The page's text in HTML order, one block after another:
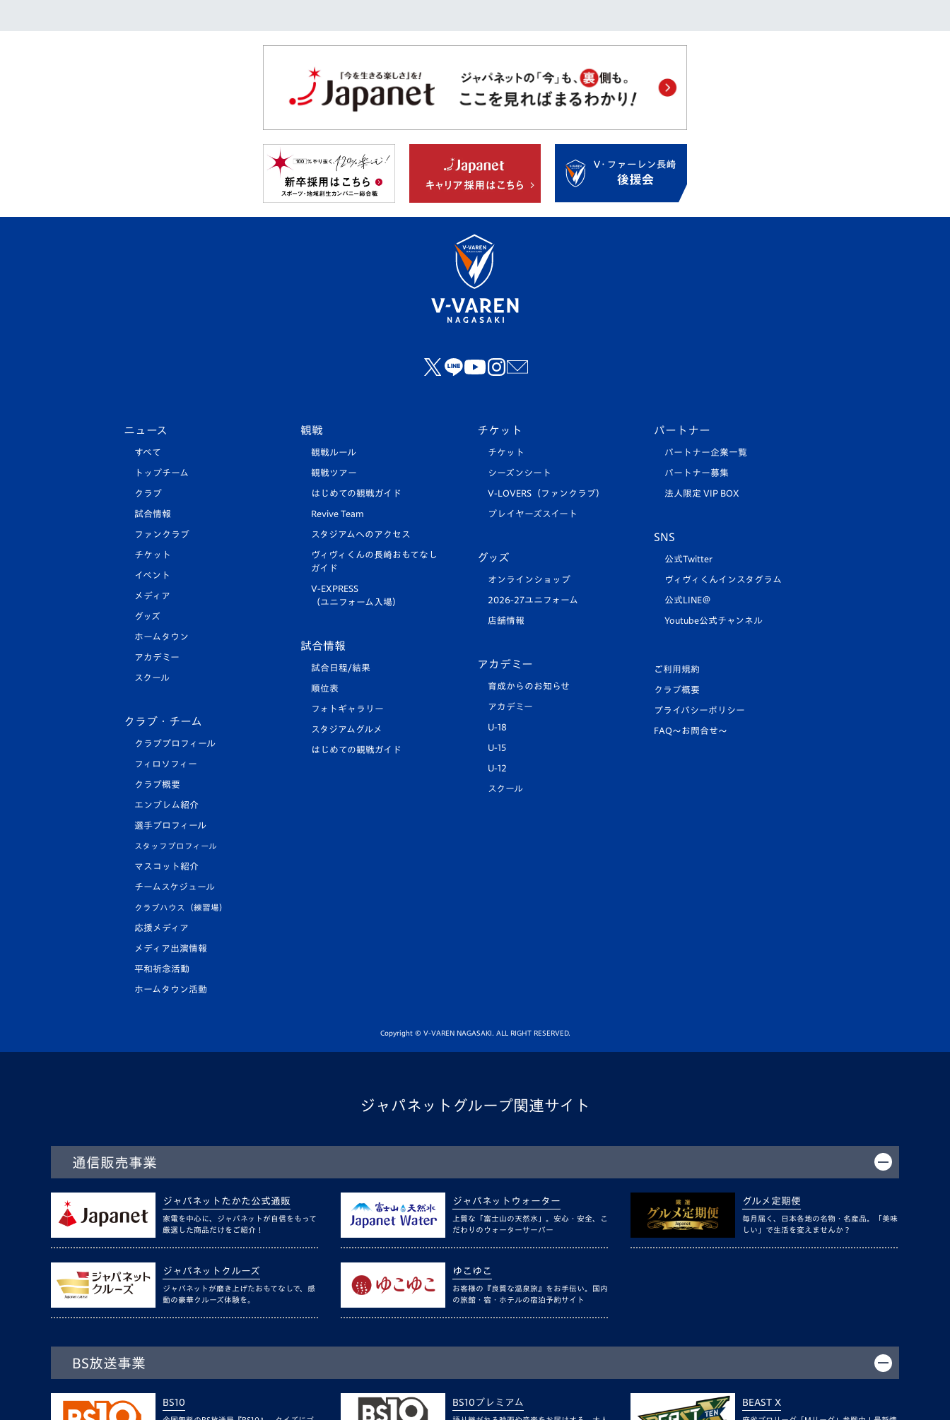
ニュース
すべて
トップチーム
クラブ
試合情報
ファンクラブ
チケット
イベント
メディア
グッズ
ホームタウン
アカデミー
スクール
クラブ・チーム
クラブプロフィール
フィロソフィー
クラブ概要
エンブレム紹介
選手プロフィール
スタッフプロフィール
マスコット紹介
チームスケジュール
クラブハウス（練習場）
応援メディア
メディア出演情報
平和祈念活動
ホームタウン活動
観戦
観戦ルール
観戦ツアー
はじめての観戦ガイド
Revive Team
スタジアムへのアクセス
ヴィヴィくんの長崎おもてなし
ガイド
V-EXPRESS
（ユニフォーム入場）
試合情報
試合日程/結果
順位表
フォトギャラリー
スタジアムグルメ
はじめての観戦ガイド
チケット
チケット
シーズンシート
V-LOVERS（ファンクラブ）
プレイヤーズスイート
グッズ
オンラインショップ
2026-27ユニフォーム
店舗情報
アカデミー
育成からのお知らせ
アカデミー
U-18
U-15
U-12
スクール
パートナー
パートナー企業一覧
パートナー募集
法人限定 VIP BOX
SNS
公式Twitter
ヴィヴィくんインスタグラム
公式LINE＠
Youtube公式チャンネル
ご利用規約
クラブ概要
プライバシーポリシー
FAQ〜お問合せ〜
Copyright © V-VAREN NAGASAKI. ALL RIGHT RESERVED.
ジャパネットグループ関連サイト
通信販売事業
ジャパネットたかた公式通販
家電を中心に、ジャパネットが自信をもって
厳選した商品だけをご紹介！
ジャパネットウォーター
上質な「富士山の天然水」。安心・安全、こ
だわりのウォーターサーバー
グルメ定期便
毎月届く、日本各地の名物・名産品。「美味
しい」で生活を変えませんか？
ジャパネットクルーズ
ジャパネットが磨き上げたおもてなしで、感
動の豪華クルーズ体験を。
ゆこゆこ
お客様の『良質な温泉旅』をお手伝い。国内
の旅館・宿・ホテルの宿泊予約サイト
BS放送事業
BS10 BS10プレミアム BEAST X